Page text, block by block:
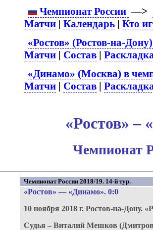
Чемпионат России —>
Матчи |Календарь |Кто
«Ростов» (Ростов-на-
Матчи | Состав |
«Динамо» (Москва) в
Матчи | Состав |
«Ростов» –
Чемпионат
Чемпионат России 2018/19. 14-й тур.
«Ростов» — «Динамо». 0:0
10 ноября 2018 г. Ростов-на-Дону.
Судья – Виталий Мешков